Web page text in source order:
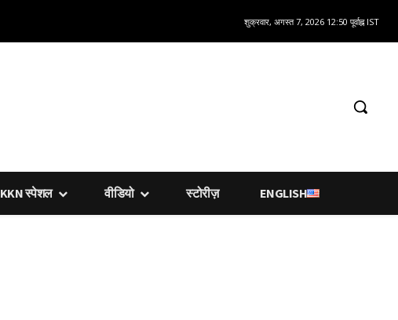
शुक्रवार, अगस्त 7, 2026 12:50 पूर्वाह्न IST
KKN स्पेशल वीडियो स्टोरीज़ ENGLISH